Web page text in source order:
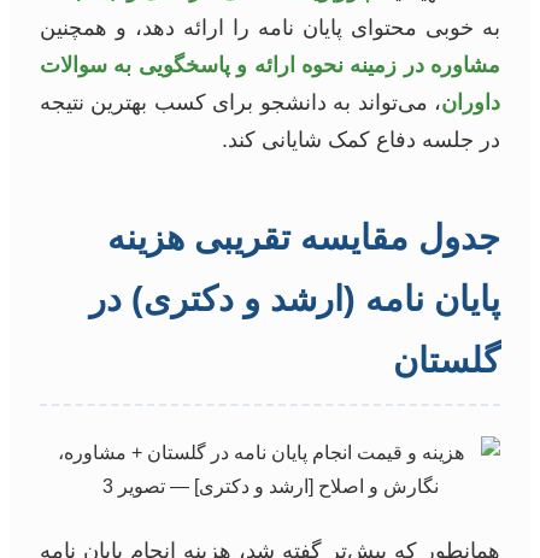
به خوبی محتوای پایان نامه را ارائه دهد، و همچنین
مشاوره در زمینه نحوه ارائه و پاسخگویی به سوالات
داوران، می‌تواند به دانشجو برای کسب بهترین نتیجه
در جلسه دفاع کمک شایانی کند.
جدول مقایسه تقریبی هزینه
پایان نامه (ارشد و دکتری) در
گلستان
همانطور که پیش‌تر گفته شد، هزینه انجام پایان نامه